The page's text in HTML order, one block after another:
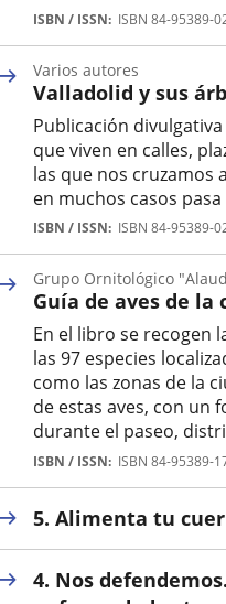
Autor
ISBN / ISSN ISBN 84-95389-
Valladolid y sus
Publicación
que viven en calles,
las que nos cruzamos
en muchos casos
Autor
Varios autores
ISBN / ISSN ISBN 84-95389-
Guía de aves de
En el libro se recogen
las 97 especies
como las zonas de la
de estas aves, con un
durante el paseo,
Autor
Grupo Ornitológico
ISBN / ISSN ISBN 84-95389-
5. Alimenta tu
4. Nos